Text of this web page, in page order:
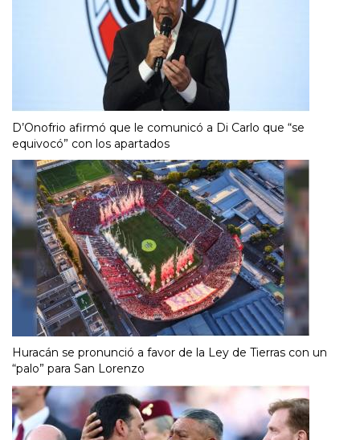
D’Onofrio afirmó que le comunicó a Di Carlo que “se
equivocó” con los apartados
Huracán se pronunció a favor de la Ley de Tierras con un
“palo” para San Lorenzo